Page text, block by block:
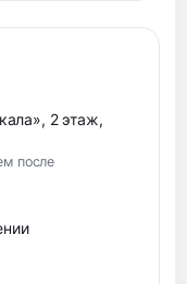
2 этаж,
после